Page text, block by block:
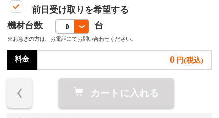
前日受け取りを希望する
機材台数
台
※お急ぎの方は、お電話にてお問い合わせください。
料金 0 円(税込)
カートに入れる